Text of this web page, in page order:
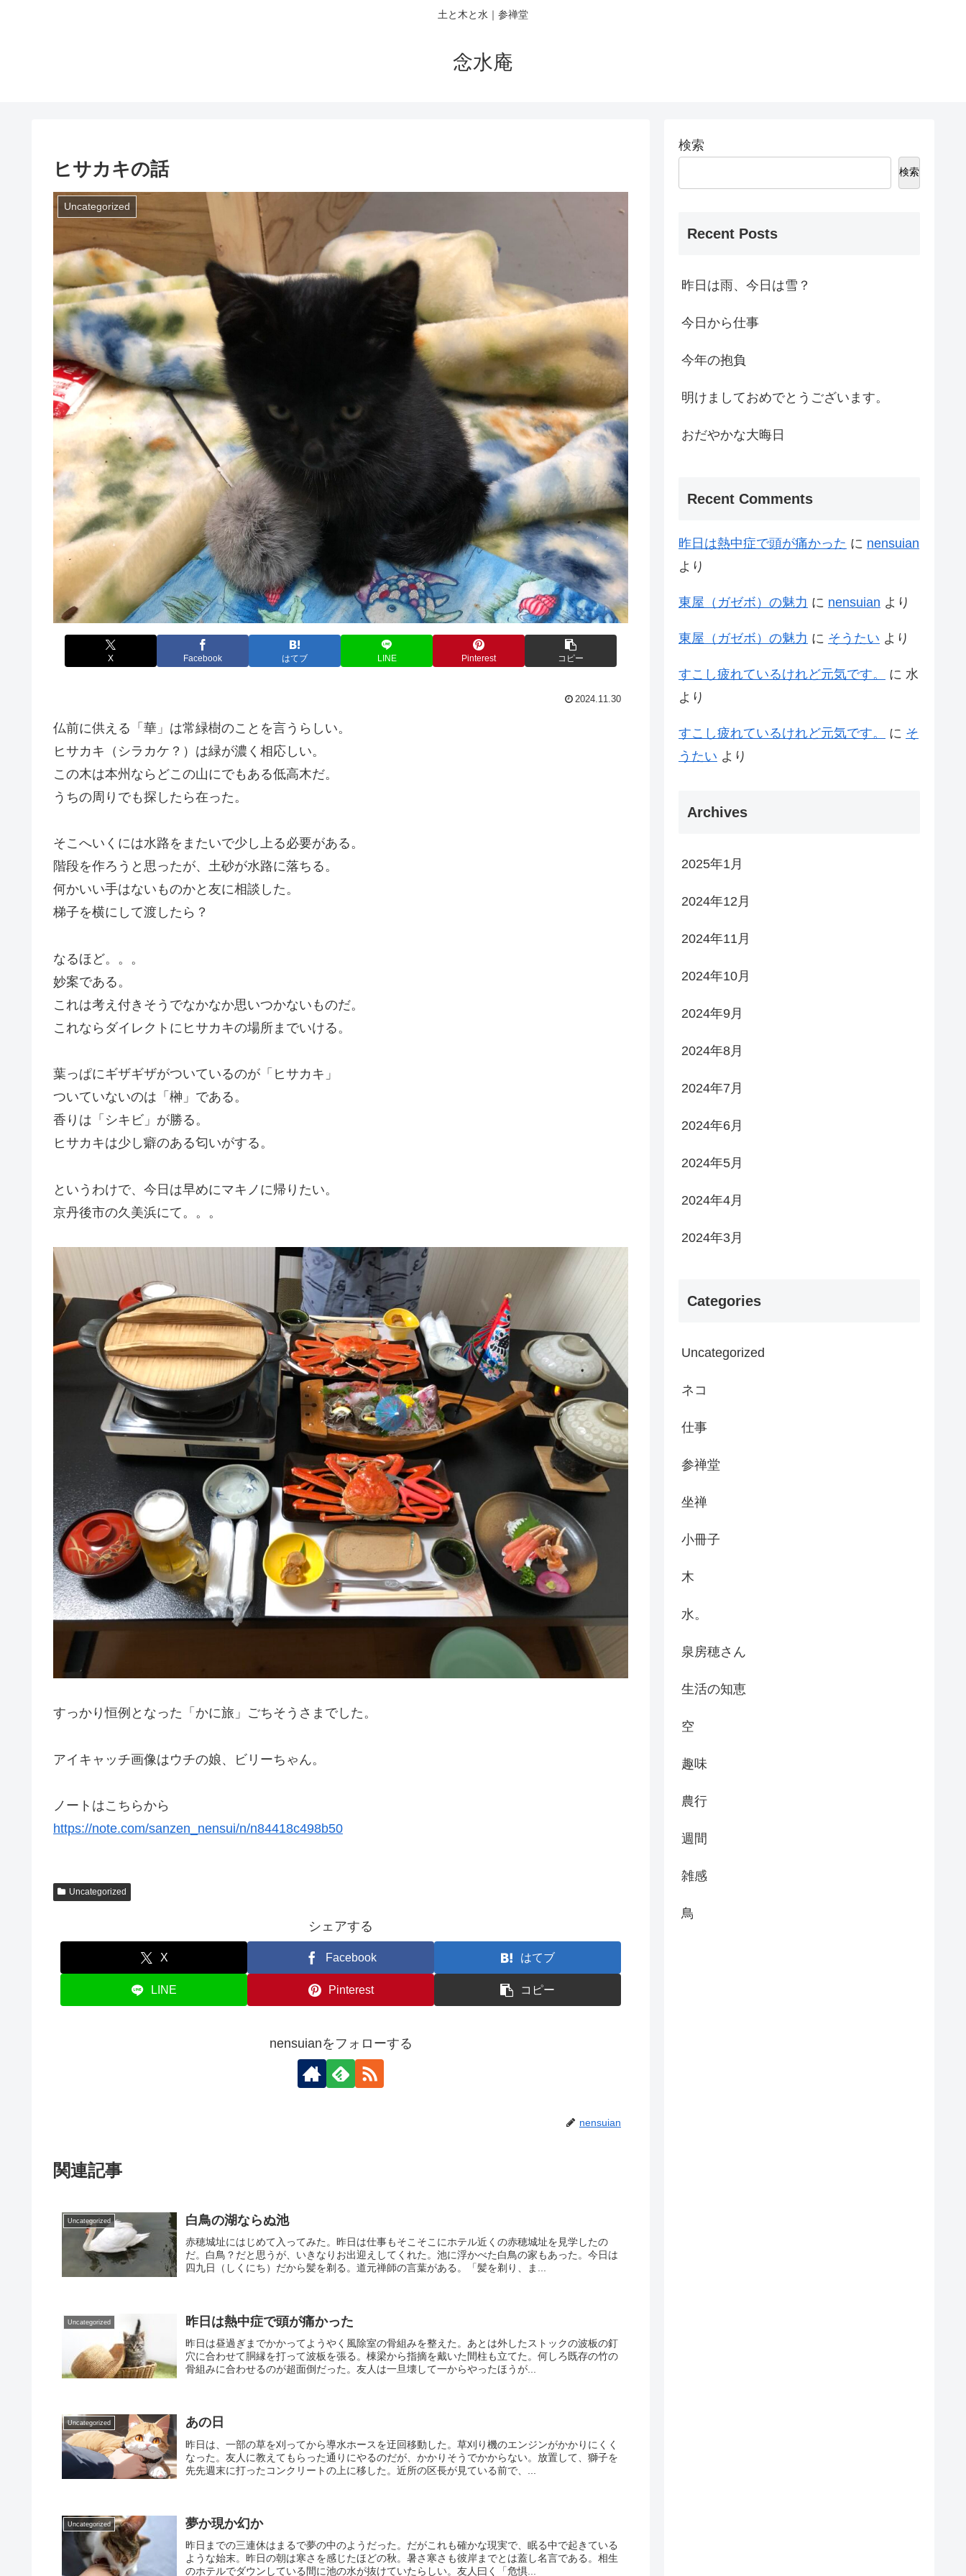
土と木と水｜参禅堂
念水庵
ヒサカキの話
Uncategorized
X Facebook はてブ LINE Pinterest コピー
2024.11.30
仏前に供える「華」は常緑樹のことを言うらしい。
ヒサカキ（シラカケ？）は緑が濃く相応しい。
この木は本州ならどこの山にでもある低高木だ。
うちの周りでも探したら在った。
そこへいくには水路をまたいで少し上る必要がある。
階段を作ろうと思ったが、土砂が水路に落ちる。
何かいい手はないものかと友に相談した。
梯子を横にして渡したら？
なるほど。。。
妙案である。
これは考え付きそうでなかなか思いつかないものだ。
これならダイレクトにヒサカキの場所までいける。
葉っぱにギザギザがついているのが「ヒサカキ」
ついていないのは「榊」である。
香りは「シキビ」が勝る。
ヒサカキは少し癖のある匂いがする。
というわけで、今日は早めにマキノに帰りたい。
京丹後市の久美浜にて。。。
すっかり恒例となった「かに旅」ごちそうさまでした。
アイキャッチ画像はウチの娘、ビリーちゃん。
ノートはこちらから
https://note.com/sanzen_nensui/n/n84418c498b50
Uncategorized
シェアする
X Facebook はてブ
LINE Pinterest コピー
nensuianをフォローする
nensuian
関連記事
Uncategorized 白鳥の湖ならぬ池
赤穂城址にはじめて入ってみた。昨日は仕事もそこそこにホテル近くの赤穂城址を見学したの
だ。白鳥？だと思うが、いきなりお出迎えしてくれた。池に浮かべた白鳥の家もあった。今日は
四九日（しくにち）だから髪を剃る。道元禅師の言葉がある。「髪を剃り、ま...
Uncategorized 昨日は熱中症で頭が痛かった
昨日は昼過ぎまでかかってようやく風除室の骨組みを整えた。あとは外したストックの波板の釘
穴に合わせて胴縁を打って波板を張る。棟梁から指摘を戴いた間柱も立てた。何しろ既存の竹の
骨組みに合わせるのが超面倒だった。友人は一旦壊して一からやったほうが...
Uncategorized あの日
昨日は、一部の草を刈ってから導水ホースを迂回移動した。草刈り機のエンジンがかかりにくく
なった。友人に教えてもらった通りにやるのだが、かかりそうでかからない。放置して、獅子を
先先週末に打ったコンクリートの上に移した。近所の区長が見ている前で、...
Uncategorized 夢か現か幻か
昨日までの三連休はまるで夢の中のようだった。だがこれも確かな現実で、眠る中で起きている
ような始末。昨日の朝は寒さを感じたほどの秋。暑さ寒さも彼岸までとは蓋し名言である。相生
のホテルでダウンしている間に池の水が抜けていたらしい。友人曰く「危惧...
検索
検索
Recent Posts
昨日は雨、今日は雪？
今日から仕事
今年の抱負
明けましておめでとうございます。
おだやかな大晦日
Recent Comments
昨日は熱中症で頭が痛かった に nensuian
より
東屋（ガゼボ）の魅力 に nensuian より
東屋（ガゼボ）の魅力 に そうたい より
すこし疲れているけれど元気です。 に 水
より
すこし疲れているけれど元気です。 に そ
うたい より
Archives
2025年1月
2024年12月
2024年11月
2024年10月
2024年9月
2024年8月
2024年7月
2024年6月
2024年5月
2024年4月
2024年3月
Categories
Uncategorized
ネコ
仕事
参禅堂
坐禅
小冊子
木
水。
泉房穂さん
生活の知恵
空
趣味
農行
週間
雑感
鳥